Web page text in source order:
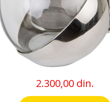
2.300,00 din.